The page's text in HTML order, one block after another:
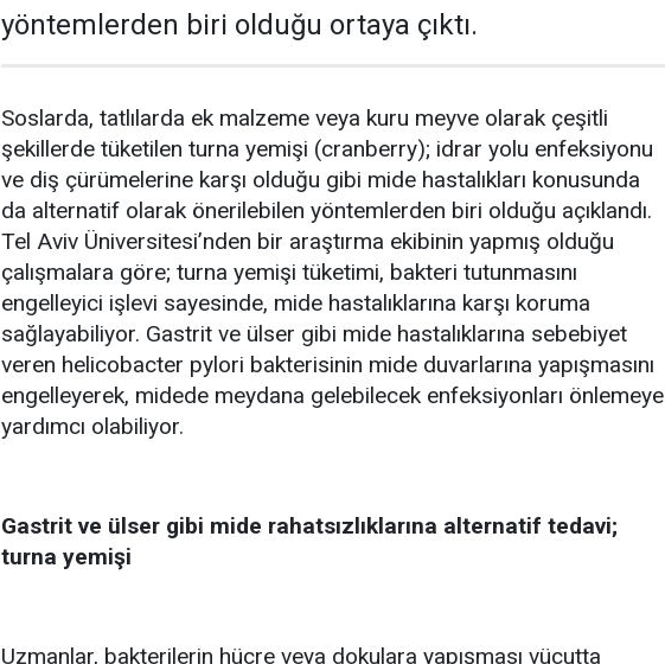
yöntemlerden biri olduğu ortaya çıktı.
Soslarda, tatlılarda ek malzeme veya kuru meyve olarak çeşitli
şekillerde tüketilen turna yemişi (cranberry); idrar yolu enfeksiyonu
ve diş çürümelerine karşı olduğu gibi mide hastalıkları konusunda
da alternatif olarak önerilebilen yöntemlerden biri olduğu açıklandı.
Tel Aviv Üniversitesi’nden bir araştırma ekibinin yapmış olduğu
çalışmalara göre; turna yemişi tüketimi, bakteri tutunmasını
engelleyici işlevi sayesinde, mide hastalıklarına karşı koruma
sağlayabiliyor. Gastrit ve ülser gibi mide hastalıklarına sebebiyet
veren helicobacter pylori bakterisinin mide duvarlarına yapışmasını
engelleyerek, midede meydana gelebilecek enfeksiyonları önlemeye
yardımcı olabiliyor.
Gastrit ve ülser gibi mide rahatsızlıklarına alternatif tedavi;
turna yemişi
Uzmanlar, bakterilerin hücre veya dokulara yapışması vücutta